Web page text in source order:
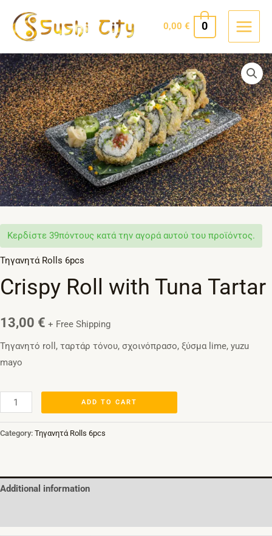
content
0,00 € 0
MAIN
MENU
Κερδίστε 39πόντους κατά την αγορά αυτού του προϊόντος.
Τηγανητά Rolls 6pcs
Crispy Roll with Tuna Tartar
13,00 € + Free Shipping
Τηγανητό roll, ταρτάρ τόνου, σχοινόπρασο, ξύσμα lime, yuzu
mayo
Crispy
Roll
with
Tuna
Tartar
quantity
ADD TO CART
Category: Τηγανητά Rolls 6pcs
Additional information